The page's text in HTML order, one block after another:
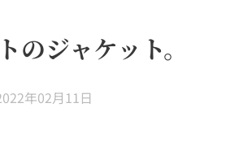
のジャケット。
年02月11日